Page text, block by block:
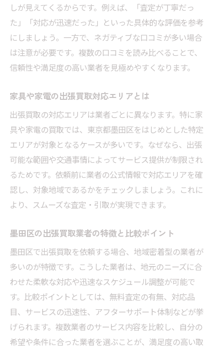
無料査定で得られる安心感と信頼性
家具や家電の買取に出張買取が最適な理由
リサイクルショップではできない便利な利
出張買取で効率よく不要品処分できるコツ
墨田区の出張買取と無料査定の手順を徹底解説
出張買取の予約から無料査定までの流れ
初めてでも安心な出張買取の進め方
無料査定時によくある質問とその回答例
出張買取の手数料や費用についての解説
家具や家電の査定で大切なポイント紹介
墨田区のリサイクルショップと出張買取の活用
法
出張買取とリサイクルショップの違い比較
家具・家電買取で賢く使い分ける方法
出張買取を上手に活用するためのポイント
リサイクルショップ持ち込みと出張買取の
選択基準
しが見えてくるからです。例えば、「査定が丁寧だっ
た」「対応が迅速だった」といった具体的な評価を参考
にしましょう。一方で、ネガティブな口コミが多い場合
は注意が必要です。複数の口コミを読み比べることで、
信頼性や満足度の高い業者を見極めやすくなります。
家具や家電の出張買取対応エリアとは
出張買取の対応エリアは業者ごとに異なります。特に家
具や家電の買取では、東京都墨田区をはじめとした特定
エリアが対象となるケースが多いです。なぜなら、出張
可能な範囲や交通事情によってサービス提供が制限され
るためです。依頼前に業者の公式情報で対応エリアを確
認し、対象地域であるかをチェックしましょう。これに
より、スムーズな査定・引取が実現できます。
墨田区の出張買取業者の特徴と比較ポイント
墨田区で出張買取を依頼する場合、地域密着型の業者が
多いのが特徴です。こうした業者は、地元のニーズに合
わせた柔軟な対応や迅速なスケジュール調整が可能で
す。比較ポイントとしては、無料査定の有無、対応品
目、サービスの迅速性、アフターサポート体制などが挙
げられます。複数業者のサービス内容を比較し、自分の
希望や条件に合った業者を選ぶことが、満足度の高い取